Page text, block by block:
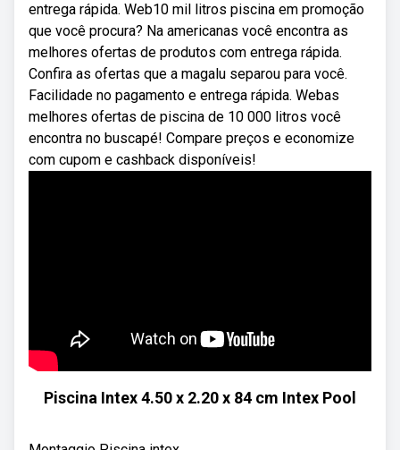
entrega rápida. Web10 mil litros piscina em promoção
que você procura? Na americanas você encontra as
melhores ofertas de produtos com entrega rápida.
Confira as ofertas que a magalu separou para você.
Facilidade no pagamento e entrega rápida. Webas
melhores ofertas de piscina de 10 000 litros você
encontra no buscapé! Compare preços e economize
com cupom e cashback disponíveis!
Piscina Intex 4.50 x 2.20 x 84 cm Intex Pool